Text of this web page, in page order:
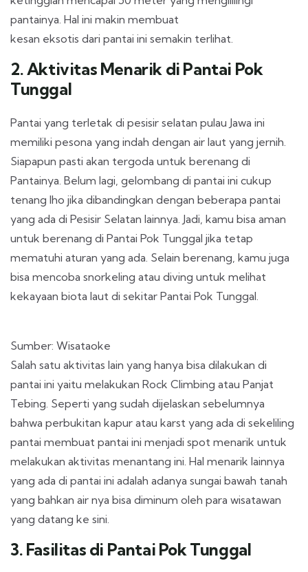
pantainya. Hal ini makin membuat
kesan eksotis dari pantai ini semakin terlihat.
2. Aktivitas Menarik di Pantai Pok
Tunggal
Pantai yang terletak di pesisir selatan pulau Jawa ini
memiliki pesona yang indah dengan air laut yang jernih.
Siapapun pasti akan tergoda untuk berenang di
Pantainya. Belum lagi, gelombang di pantai ini cukup
tenang lho jika dibandingkan dengan beberapa pantai
yang ada di Pesisir Selatan lainnya. Jadi, kamu bisa aman
untuk berenang di Pantai Pok Tunggal jika tetap
mematuhi aturan yang ada. Selain berenang, kamu juga
bisa mencoba snorkeling atau diving untuk melihat
kekayaan biota laut di sekitar Pantai Pok Tunggal.
Sumber: Wisataoke
Salah satu aktivitas lain yang hanya bisa dilakukan di
pantai ini yaitu melakukan Rock Climbing atau Panjat
Tebing. Seperti yang sudah dijelaskan sebelumnya
bahwa perbukitan kapur atau karst yang ada di sekeliling
pantai membuat pantai ini menjadi spot menarik untuk
melakukan aktivitas menantang ini. Hal menarik lainnya
yang ada di pantai ini adalah adanya sungai bawah tanah
yang bahkan air nya bisa diminum oleh para wisatawan
yang datang ke sini.
3. Fasilitas di Pantai Pok Tunggal